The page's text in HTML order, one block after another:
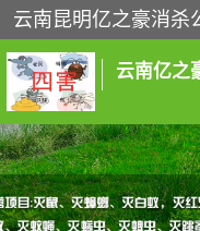
云南亿之
灭鼠服务